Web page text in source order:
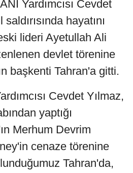
Yardımcısı Cevdet
hayatını
lideri Ayetullah Ali
devlet törenine
başkenti Tahran'a gitti.
Cevdet Yılmaz,
yaptığı
Merhum Devrim
cenaze törenine
Tahran'da,